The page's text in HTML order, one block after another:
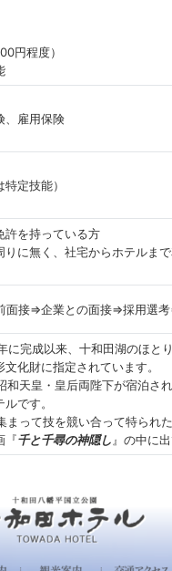
円程度）
、雇用保険
定技能）
許を持っている方
りに無く、社宅からホテルま
面接⇒企業との面接⇒採用選
に完成以来、十和田湖のほと
化財に指定されています。
天皇・皇后両陛下が宿泊さ
です。
って技を競い合って特られ
『千と千尋の神隠し 』の中に